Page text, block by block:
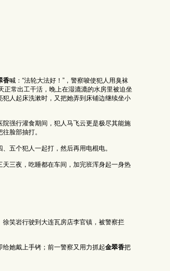
香喊：“法轮大法好！”，警察唆使犯人用臭袜
正常出工干活，晚上在湿漉漉的水房里被迫坐
人起床洗漱时，又把她弄到床铺边继续坐小
院强行灌食期间，犯人马飞云更是极尽其能施
脸部抽打。
五个犯人一起打，然后再用电棍电。
三夜，吃睡都在车间，加完班浑身起一身热
笑岩行驶到大连瓦房店李官镇，被警察拦
她戴上手铐；前一警察又用力抓起金翠香把